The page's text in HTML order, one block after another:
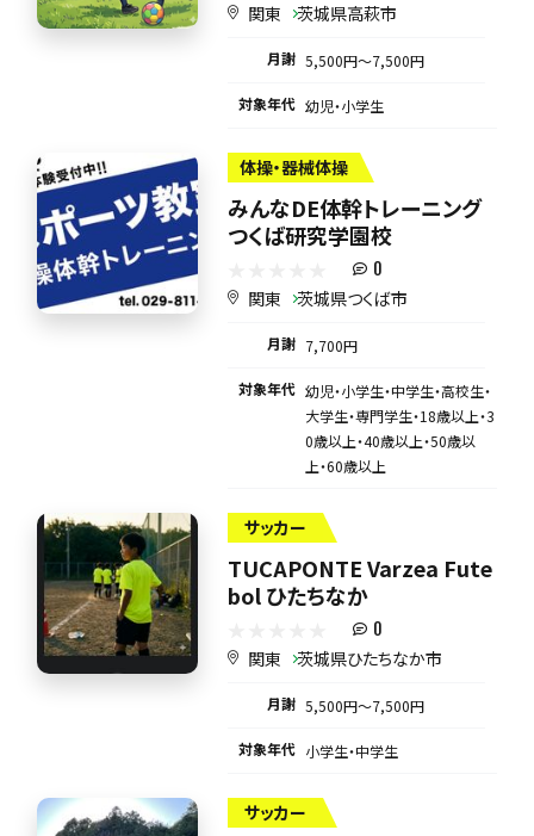
関東 茨城県高萩市
月謝 5,500円〜7,500円
対象年代 幼児・小学生
体操・器械体操
みんなDE体幹トレーニング
つくば研究学園校
0
関東 茨城県つくば市
月謝 7,700円
対象年代 幼児・小学生・中学生・高校生・
大学生・専門学生・18歳以上・3
0歳以上・40歳以上・50歳以
上・60歳以上
サッカー
TUCAPONTE Varzea Fute
bol ひたちなか
0
関東 茨城県ひたちなか市
月謝 5,500円〜7,500円
対象年代 小学生・中学生
サッカー